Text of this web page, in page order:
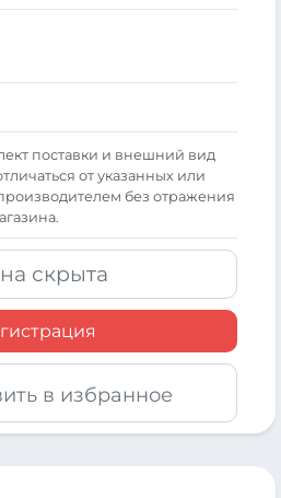
поставки и внешний вид
от указанных или
без отражения
скрыта
в избранное